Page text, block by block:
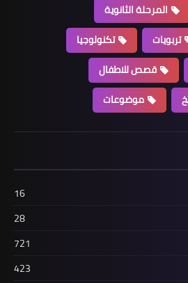
المرحلة الثانوية
تربويات
تكنولوجيا
قصص للاطفال
موضوعات
16
28
721
423